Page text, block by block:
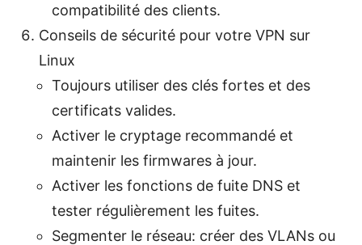
compatibilité des clients.
Conseils de sécurité pour votre VPN sur
Linux
Toujours utiliser des clés fortes et des
certificats valides.
Activer le cryptage recommandé et
maintenir les firmwares à jour.
Activer les fonctions de fuite DNS et
tester régulièrement les fuites.
Segmenter le réseau: créer des VLANs ou